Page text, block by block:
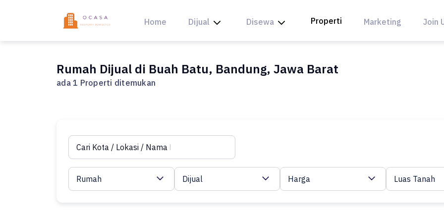
Home Dijual Disewa Properti Marketing Join
Rumah Dijual di Buah Batu, Bandung, Jawa Barat
ada 1 Properti ditemukan
Rumah Dijual Harga Luas Tanah